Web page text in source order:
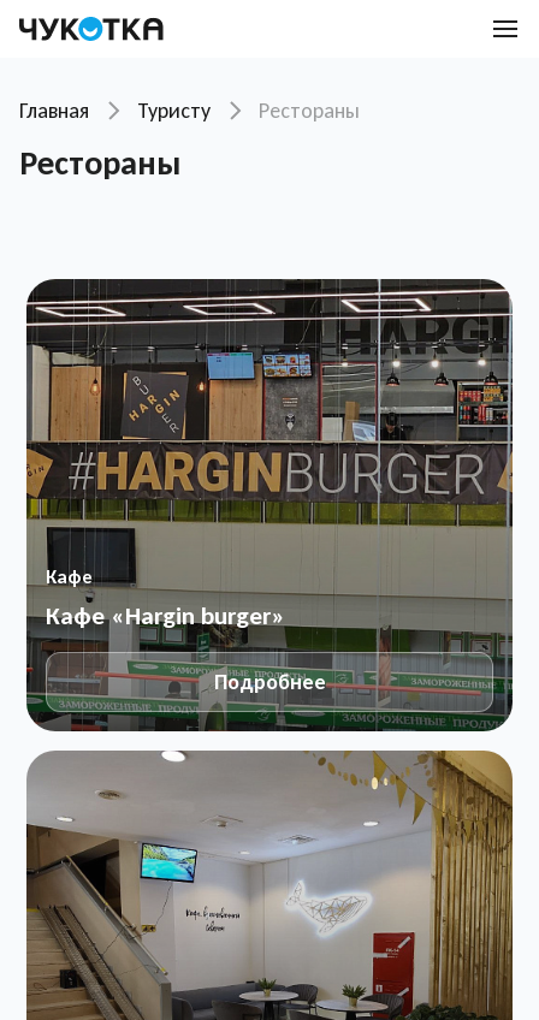
Главная Туристу Рестораны
Рестораны
Кафе
Кафе «Hargin burger»
Подробнее